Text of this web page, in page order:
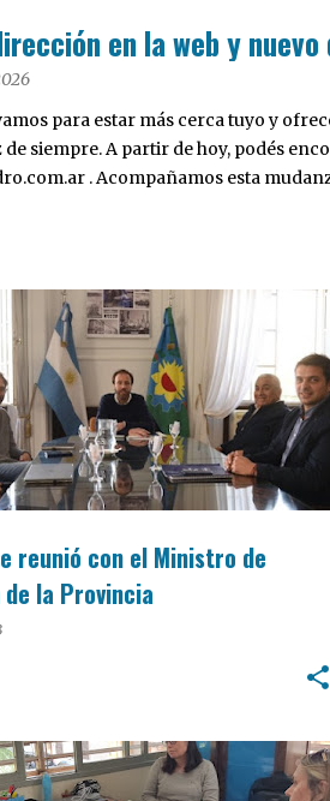
en la web y
para estar más cerca tuyo y
siempre. A partir de hoy, podés
. Acompañamos esta
reunió con el Ministro de
de la Provincia